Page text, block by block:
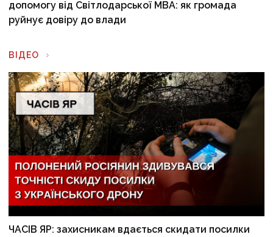
допомогу від Світлодарської МВА: як громада
руйнує довіру до влади
ВІДЕО
ЧАСІВ ЯР: захисникам вдається скидати посилки